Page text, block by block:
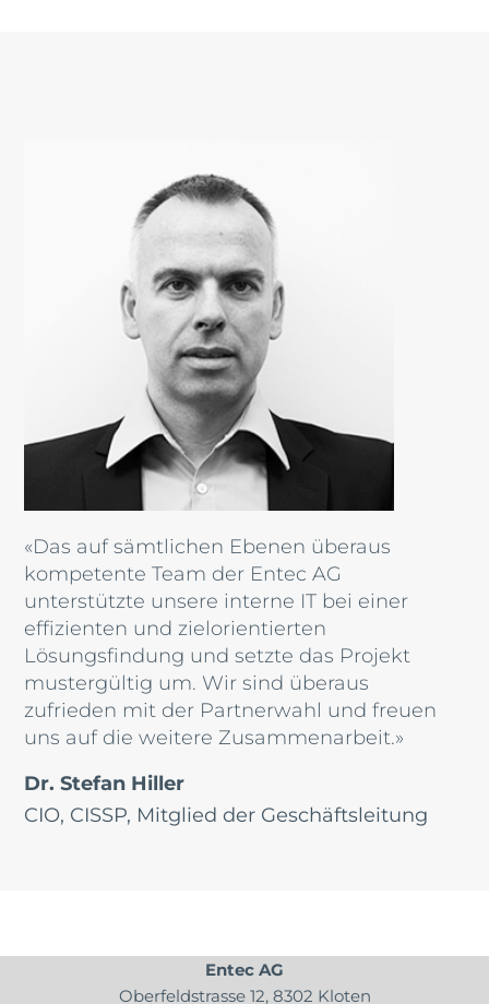
«Das auf sämtlichen Ebenen überaus
kompetente Team der Entec AG
unterstützte unsere interne IT bei einer
effizienten und zielorientierten
Lösungsfindung und setzte das Projekt
mustergültig um. Wir sind überaus
zufrieden mit der Partnerwahl und freuen
uns auf die weitere Zusammenarbeit.»
Dr. Stefan Hiller
CIO, CISSP, Mitglied der Geschäftsleitung
Entec AG
Oberfeldstrasse 12, 8302 Kloten